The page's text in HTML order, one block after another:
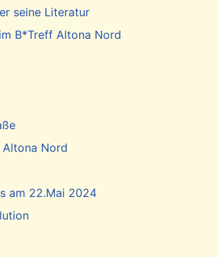
seine Literatur
B*Treff Altona Nord
Nord
am 22.Mai 2024